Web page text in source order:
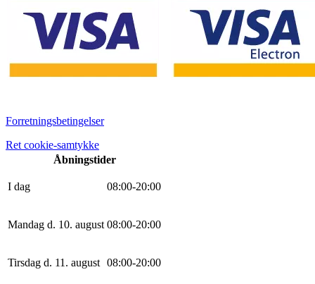
Forretningsbetingelser
Ret cookie-samtykke
Åbningstider
I dag 08:00-20:00
Mandag d. 10. august 08:00-20:00
Tirsdag d. 11. august 08:00-20:00